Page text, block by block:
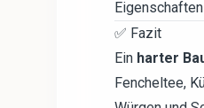
✅ Fazit
Ein harter
Fencheltee,